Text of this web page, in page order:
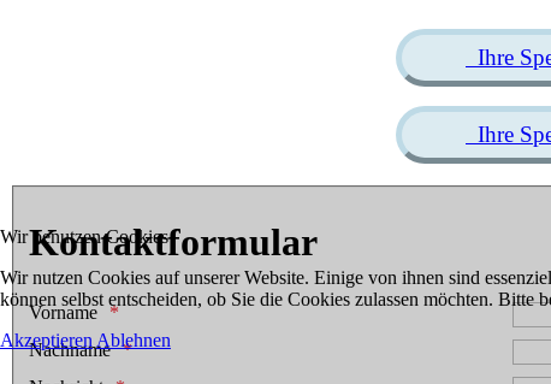
Ihre
Ihre
Kontaktformular
Vorname
Nachname
Wir benutzen Cookies
Wir nutzen Cookies auf unserer Website. Einige von ihnen sind
können selbst entscheiden, ob Sie die Cookies zulassen möchten.
Akzeptieren Ablehnen